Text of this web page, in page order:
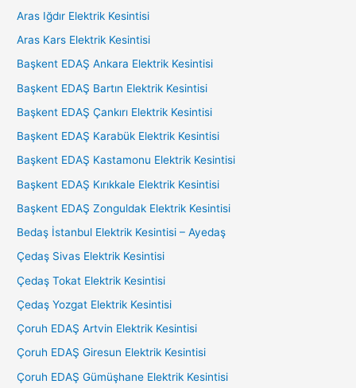
Aras Iğdır Elektrik Kesintisi
Aras Kars Elektrik Kesintisi
Başkent EDAŞ Ankara Elektrik Kesintisi
Başkent EDAŞ Bartın Elektrik Kesintisi
Başkent EDAŞ Çankırı Elektrik Kesintisi
Başkent EDAŞ Karabük Elektrik Kesintisi
Başkent EDAŞ Kastamonu Elektrik Kesintisi
Başkent EDAŞ Kırıkkale Elektrik Kesintisi
Başkent EDAŞ Zonguldak Elektrik Kesintisi
Bedaş İstanbul Elektrik Kesintisi – Ayedaş
Çedaş Sivas Elektrik Kesintisi
Çedaş Tokat Elektrik Kesintisi
Çedaş Yozgat Elektrik Kesintisi
Çoruh EDAŞ Artvin Elektrik Kesintisi
Çoruh EDAŞ Giresun Elektrik Kesintisi
Çoruh EDAŞ Gümüşhane Elektrik Kesintisi